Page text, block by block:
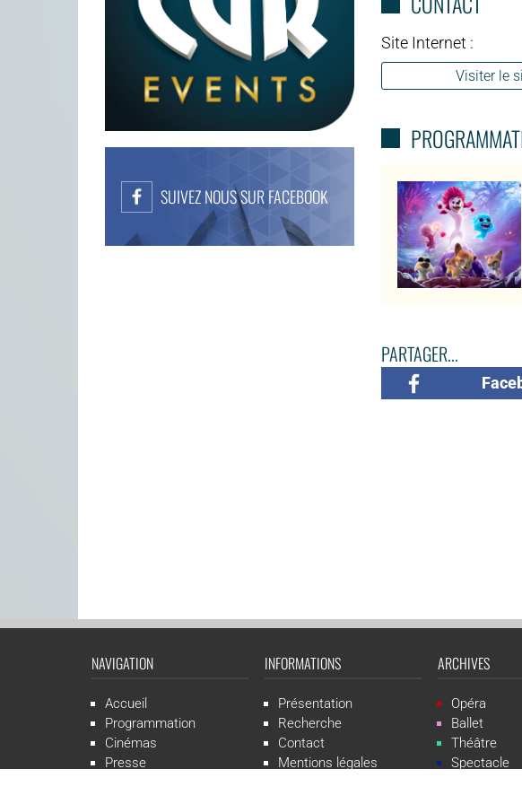
SUIVEZ NOUS SUR FACEBOOK
Site Internet :
Visiter le
PARTAGER...
NAVIGATION
Accueil
Programmation
Cinémas
Presse
INFORMATIONS
Présentation
Recherche
Contact
Mentions légales
ARCHIVES
Opéra
Ballet
Théâtre
Spectacle